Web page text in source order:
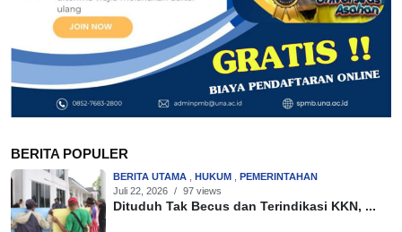
BERITA POPULER
BERITA UTAMA HUKUM
PEMERINTAHAN
Juli 22, 2026 / 97 views
Dituduh Tak Becus dan Terindikasi KKN, ...